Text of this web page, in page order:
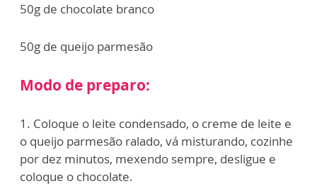
50g de chocolate branco
50g de queijo parmesão
Modo de preparo:
1. Coloque o leite condensado, o creme de leite e
o queijo parmesão ralado, vá misturando, cozinhe
por dez minutos, mexendo sempre, desligue e
coloque o chocolate.